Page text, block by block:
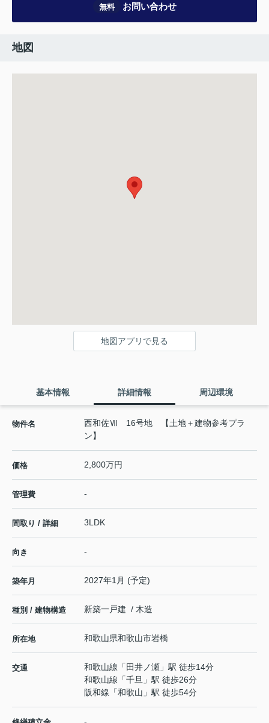
無料 お問い合わせ
地図
地図アプリで見る
基本情報 詳細情報 周辺環境
物件名
西和佐Ⅶ 16号地 【土地＋建物参考プラ
ン】
価格 2,800万円
管理費 -
間取り / 詳細 3LDK
向き -
築年月 2027年1月 (予定)
種別 / 建物構造 新築一戸建 / 木造
所在地 和歌山県和歌山市岩橋
交通 和歌山線 「 田井ノ瀬 」駅 徒歩14分
和歌山線 「千旦 」駅 徒歩26分
阪和線 「和歌山 」駅 徒歩54分
-